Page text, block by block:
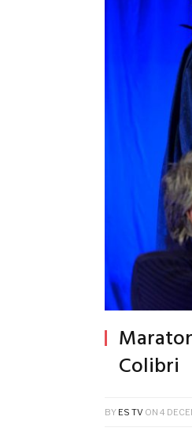
Colibri
BY ES TV ON 4